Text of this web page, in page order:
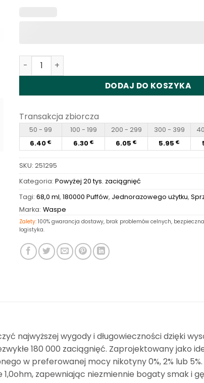
Ilość Waspe Crystal 8in1 180K Puffs Disposable
DODAJ DO KOSZYKA
Transakcja zbiorcza
50 - 99 100 - 199 200 - 299 300 - 399
6.40 € 6.30 € 6.05 € 5.95 €
SKU: 251295
Kategoria: Powyżej 20 tys. zaciągnięć
Tagi: 68,0 ml, 180000 Puffów, Jednorazowego użytku,
Marka: Waspe
Zalety: 100% gwarancja dostawy, brak problemów celnych,
logistyka.
najwyższej wygody i długowieczności dzięki
180 000 zaciągnięć. Zaprojektowany jako
w preferowanej mocy nikotyny 0%, 2% lub
zapewniając niezmiennie bogaty smak i